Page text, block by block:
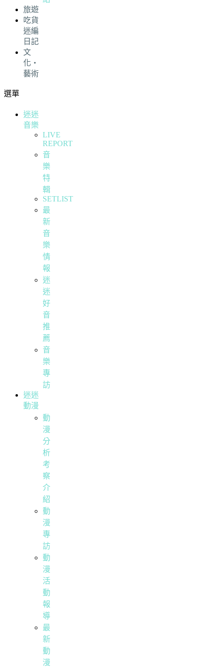
旅遊
吃貨
迷編
日記
文
化・
藝術
選單
迷迷
音樂
LIVE
REPORT
音
樂
特
輯
SETLIST
最
新
音
樂
情
報
迷
迷
好
音
推
薦
音
樂
專
訪
迷迷
動漫
動
漫
分
析
考
察
介
紹
動
漫
專
訪
動
漫
活
動
報
導
最
新
動
漫